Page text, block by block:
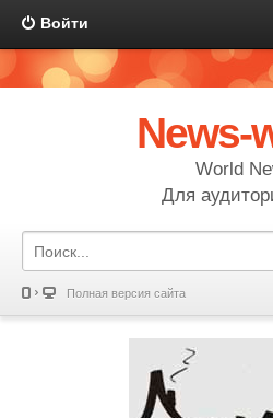
Войти
News-
World
Для
Полная версия сайта